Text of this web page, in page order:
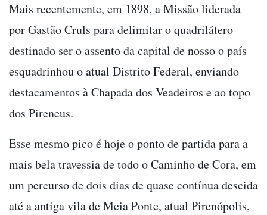
Mais recentemente, em 1898, a Missão liderada
por Gastão Cruls para delimitar o quadrilátero
destinado ser o assento da capital de nosso o país
esquadrinhou o atual Distrito Federal, enviando
destacamentos à Chapada dos Veadeiros e ao topo
dos Pireneus.
Esse mesmo pico é hoje o ponto de partida para a
mais bela travessia de todo o Caminho de Cora, em
um percurso de dois dias de quase contínua descida
até a antiga vila de Meia Ponte, atual Pirenópolis,